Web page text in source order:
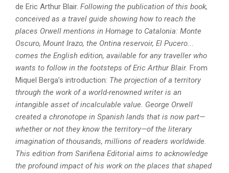
de Eric Arthur Blair. Following the publication of this book,
conceived as a travel guide showing how to reach the
places Orwell mentions in Homage to Catalonia: Monte
Oscuro, Mount Irazo, the Ontina reservoir, El Pucero...
comes the English edition, available for any traveller who
wants to follow in the footsteps of Eric Arthur Blair. From
Miquel Berga’s introduction: The projection of a territory
through the work of a world-renowned writer is an
intangible asset of incalculable value. George Orwell
created a chronotope in Spanish lands that is now part—
whether or not they know the territory—of the literary
imagination of thousands, millions of readers worldwide.
This edition from Sariñena Editorial aims to acknowledge
the profound impact of his work on the places that shaped